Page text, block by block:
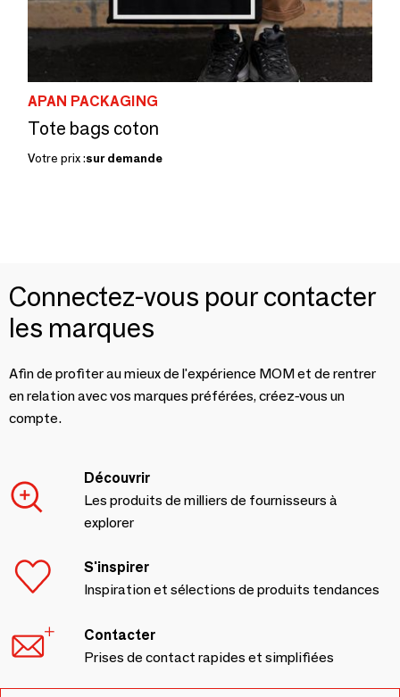
APAN PACKAGING
Tote bags coton
Votre prix :sur demande
Connectez-vous pour contacter
les marques
Afin de profiter au mieux de l'expérience MOM et de rentrer
en relation avec vos marques préférées, créez-vous un
compte.
Découvrir
Les produits de milliers de fournisseurs à
explorer
S'inspirer
Inspiration et sélections de produits tendances
Contacter
Prises de contact rapides et simplifiées